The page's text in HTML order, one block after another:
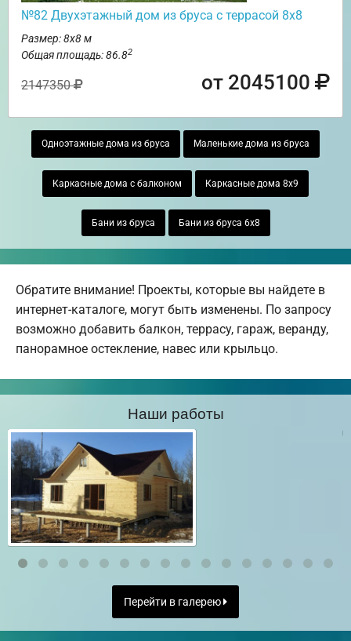
№82 Двухэтажный дом из бруса с террасой 8х8
Размер: 8х8 м
Общая площадь: 86.82
2147350 от 2045100
Одноэтажные дома из бруса Маленькие дома из бруса
Каркасные дома с балконом Каркасные дома 8х9
Бани из бруса Бани из бруса 6х8
Обратите внимание! Проекты, которые вы найдете в
интернет-каталоге, могут быть изменены. По запросу
возможно добавить балкон, террасу, гараж, веранду,
панорамное остекление, навес или крыльцо.
Наши работы
Перейти в галерею